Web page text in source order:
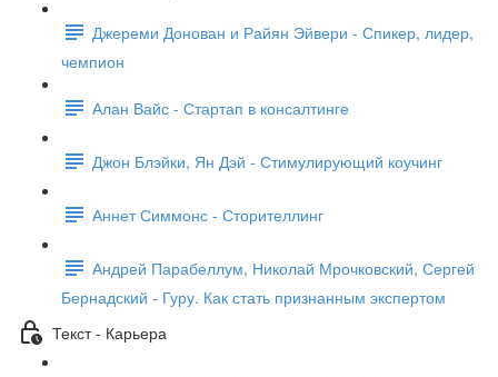
Джереми Донован и Райян Эйвери - Спикер, лидер,
чемпион
Алан Вайс - Стартап в консалтинге
Джон Блэйки, Ян Дэй - Стимулирующий коучинг
Аннет Симмонс - Сторителлинг
Андрей Парабеллум, Николай Мрочковский, Сергей
Бернадский - Гуру. Как стать признанным экспертом
Текст - Карьера